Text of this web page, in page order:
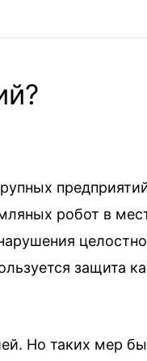
робот в
защита
Но таких мер